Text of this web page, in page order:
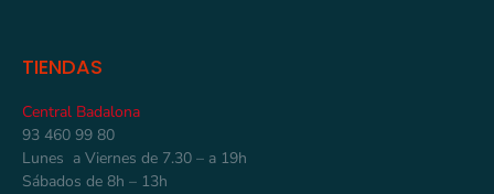
TIENDAS
Central Badalona
93 460 99 80
Lunes a Viernes de 7.30 – a 19h
Sábados de 8h – 13h